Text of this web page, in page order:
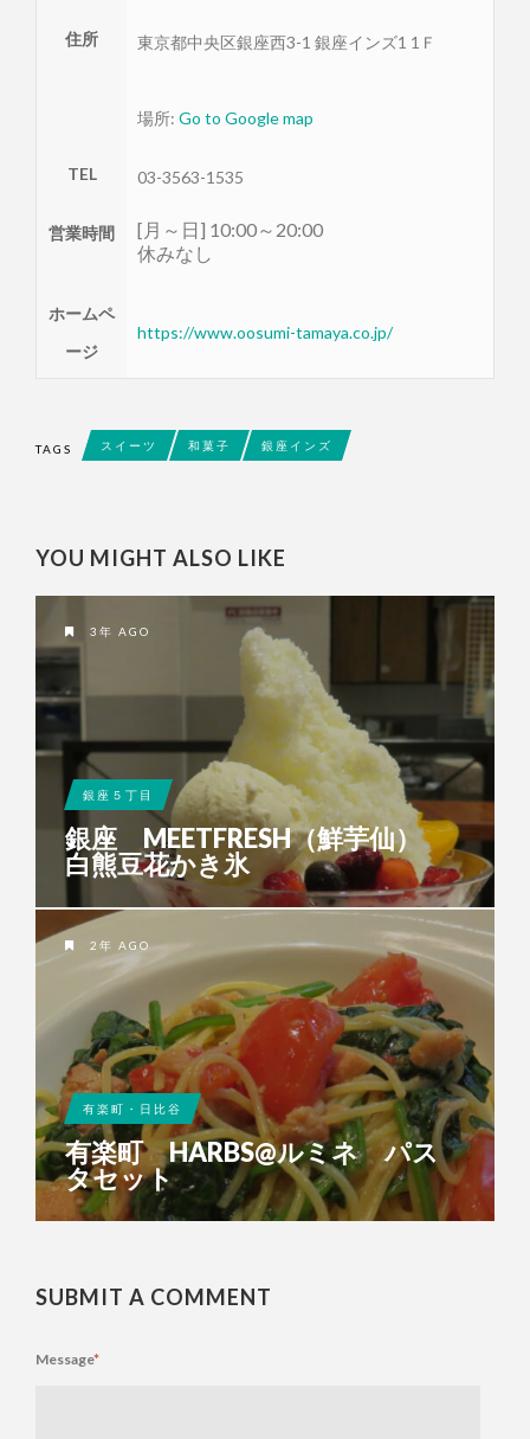
住所 東京都中央区銀座西3-1 銀座インズ1 1Ｆ
場所: Go to Google map
TEL 03-3563-1535
営業時間
[月～日] 10:00～20:00
休みなし
ホームペ
ージ
https://www.oosumi-tamaya.co.jp/
TAGS スイーツ 和菓子 銀座インズ
YOU MIGHT ALSO LIKE
3年 AGO
銀座５丁目
銀座 MEETFRESH（鮮芋仙）
白熊豆花かき氷
2年 AGO
有楽町・日比谷
有楽町 HARBS@ルミネ パス
タセット
SUBMIT A COMMENT
Message*